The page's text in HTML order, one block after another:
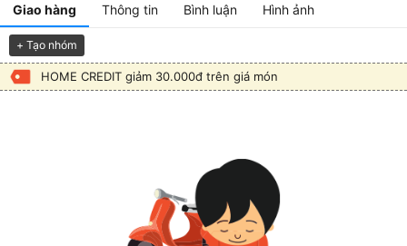
Giao hàng Thông tin Bình luận Hình ảnh
+ Tạo nhóm
HOME CREDIT giảm 30.000đ trên giá món